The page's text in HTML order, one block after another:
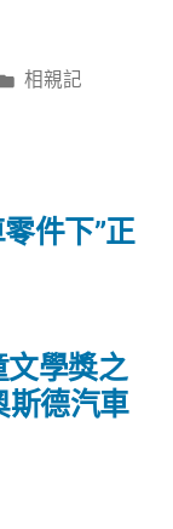
分
相親記
文學獎之
斯德汽車
件下”正